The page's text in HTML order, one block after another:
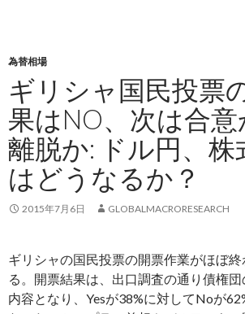
為替相場
ギリシャ国民投票
果はNO、次は合意
離脱か: ドル円、株
はどうなるか？
2015年7月6日 GLOBALMACRORESEARCH
ギリシャの国民投票の開票作業がほぼ
る。開票結果は、出口調査の通り債権
内容となり、Yesが38%に対してNoが